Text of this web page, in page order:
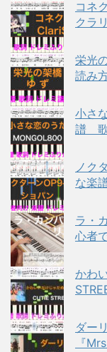
コネ
クラ
栄光
読み
小さ
譜
ノク
な楽
ラ・
心者
かわ
ダー
『